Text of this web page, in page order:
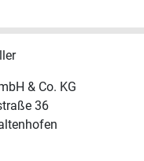
& Co. KG
36